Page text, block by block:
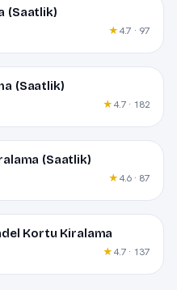
(Saatlik)
★4.7 · 97
(Saatlik)
★4.7 · 182
(Saatlik)
★4.6 · 87
Kortu Kiralama
★4.7 · 137